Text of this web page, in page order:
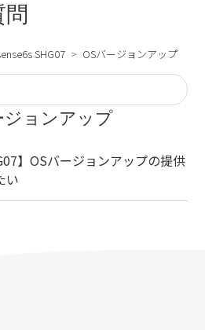
SHG07 OSバージョンアップ
ジョンアップ
】OSバージョンアップの提供
い